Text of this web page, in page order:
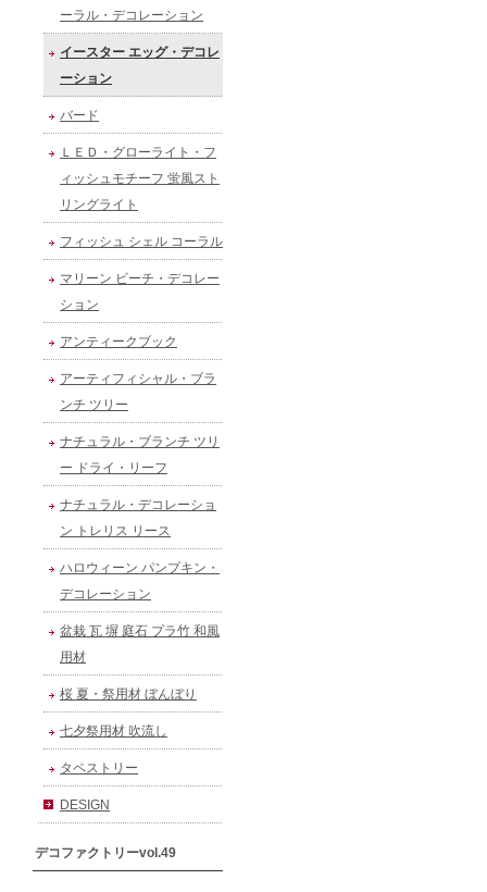
ーラル・デコレーション
イースター エッグ・デコレ
ーション
バード
ＬＥＤ・グローライト・フ
ィッシュモチーフ 蛍風スト
リングライト
フィッシュ シェル コーラル
マリーン ビーチ・デコレー
ション
アンティークブック
アーティフィシャル・ブラ
ンチ ツリー
ナチュラル・ブランチ ツリ
ー ドライ・リーフ
ナチュラル・デコレーショ
ン トレリス リース
ハロウィーン パンプキン・
デコレーション
盆栽 瓦 塀 庭石 プラ竹 和風
用材
桜 夏・祭用材 ぼんぼり
七夕祭用材 吹流し
タペストリー
DESIGN
デコファクトリーvol.49